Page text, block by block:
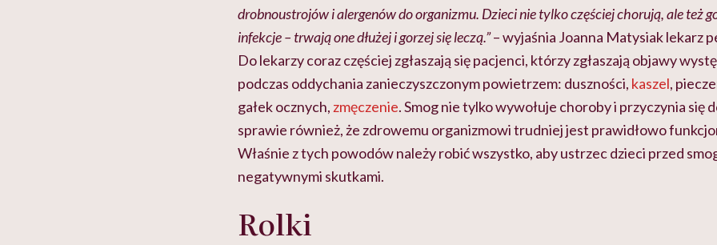
drobnoustrojów i alergenów do organizmu. Dzieci nie tylko częściej chorują, ale też
infekcje – trwają one dłużej i gorzej się leczą.”– wyjaśnia Joanna Matysiak lekarz
Do lekarzy coraz częściej zgłaszają się pacjenci, którzy zgłaszają objawy
podczas oddychania zanieczyszczonym powietrzem: duszności, kaszel,
gałek ocznych, zmęczenie. Smog nie tylko wywołuje choroby i przyczynia się
sprawie również, że zdrowemu organizmowi trudniej jest prawidłowo
Właśnie z tych powodów należy robić wszystko, aby ustrzec dzieci przed
negatywnymi skutkami.
Rolki